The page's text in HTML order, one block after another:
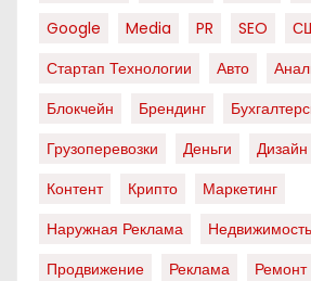
Google
Media PR SEO
Стартап Технологии
Авто
Блокчейн
Брендинг
Грузоперевозки
Деньги Дизайн
Контент
Крипто
Маркетинг
Наружная Реклама
Недвижимость
Продвижение
Реклама Ремонт